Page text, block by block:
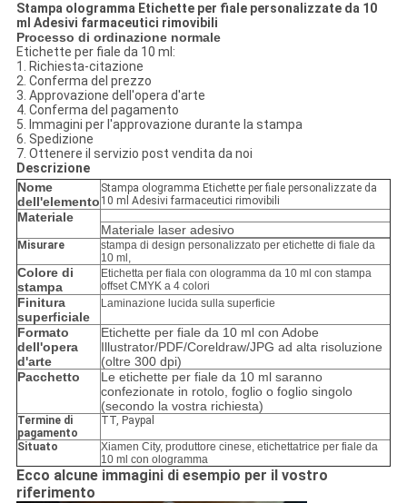
Stampa ologramma Etichette per fiale personalizzate da 10
ml Adesivi farmaceutici rimovibili
Processo di ordinazione normale
Etichette per fiale da 10 ml:
1. Richiesta-citazione
2. Conferma del prezzo
3. Approvazione dell'opera d'arte
4. Conferma del pagamento
5. Immagini per l'approvazione durante la stampa
6. Spedizione
7. Ottenere il servizio post vendita da noi
Descrizione
Nome
dell'elemento
Stampa ologramma Etichette per fiale personalizzate da
10 ml Adesivi farmaceutici rimovibili
Materiale
Materiale laser adesivo
Misurare
stampa di design personalizzato per etichette di fiale da
10 ml,
Colore di
stampa
Etichetta per fiala con ologramma da 10 ml con stampa
offset CMYK a 4 colori
Finitura
superficiale
Laminazione lucida sulla superficie
Formato
dell'opera
d'arte
Etichette per fiale da 10 ml con Adobe
Illustrator/PDF/Coreldraw/JPG ad alta risoluzione
(oltre 300 dpi)
Pacchetto
Le etichette per fiale da 10 ml saranno
confezionate in rotolo, foglio o foglio singolo
(secondo la vostra richiesta)
Termine di
pagamento
TT, Paypal
Situato
Xiamen City, produttore cinese, etichettatrice per fiale da
10 ml con ologramma
Ecco alcune immagini di esempio per il vostro
riferimento